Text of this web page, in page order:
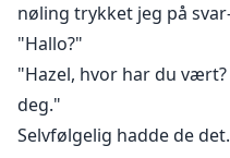
nøling trykket jeg på
"Hallo?"
"Hazel, hvor har du
deg."
Selvfølgelig hadde de